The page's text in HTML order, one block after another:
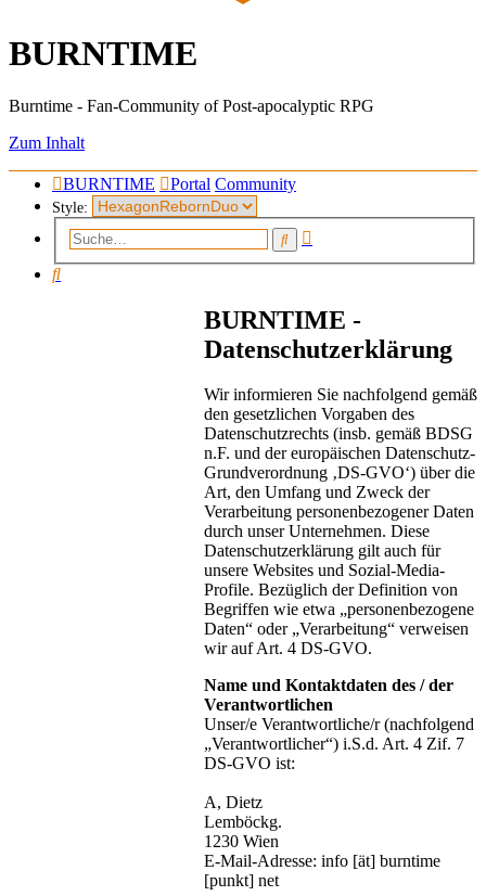
BURNTIME
Burntime - Fan-Community of Post-apocalyptic RPG
Zum Inhalt
BURNTIME Portal Community
Style:
Suche
Suche
BURNTIME -
Datenschutzerklärung
Wir informieren Sie nachfolgend gemäß
den gesetzlichen Vorgaben des
Datenschutzrechts (insb. gemäß BDSG
n.F. und der europäischen Datenschutz-
Grundverordnung ‚DS-GVO‘) über die
Art, den Umfang und Zweck der
Verarbeitung personenbezogener Daten
durch unser Unternehmen. Diese
Datenschutzerklärung gilt auch für
unsere Websites und Sozial-Media-
Profile. Bezüglich der Definition von
Begriffen wie etwa „personenbezogene
Daten“ oder „Verarbeitung“ verweisen
wir auf Art. 4 DS-GVO.
Name und Kontaktdaten des / der
Verantwortlichen
Unser/e Verantwortliche/r (nachfolgend
„Verantwortlicher“) i.S.d. Art. 4 Zif. 7
DS-GVO ist:
A, Dietz
Lemböckg.
1230 Wien
E-Mail-Adresse: info [ät] burntime
[punkt] net